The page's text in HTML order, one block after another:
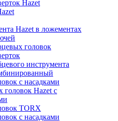
Hazet
Hazet в ложементах
головок
инструмента
с насадками
Hazet с
TORX
с насадками